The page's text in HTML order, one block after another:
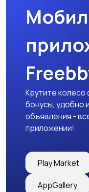
Крутите колесо
бонусы, удобно
объявления -
приложении!
Play Market
AppGallery